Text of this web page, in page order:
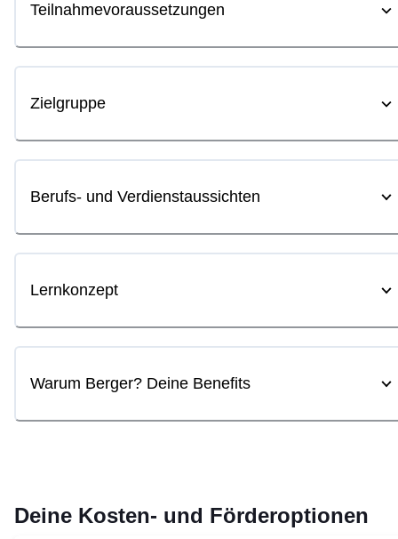
Teilnahmevoraussetzungen
Zielgruppe
Berufs- und Verdienstaussichten
Lernkonzept
Warum Berger? Deine Benefits
Deine Kosten- und Förderoptionen